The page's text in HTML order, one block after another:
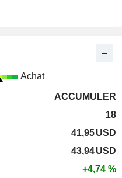
Achat
ACCUMULER
18
41,95USD
43,94USD
+4,74 %